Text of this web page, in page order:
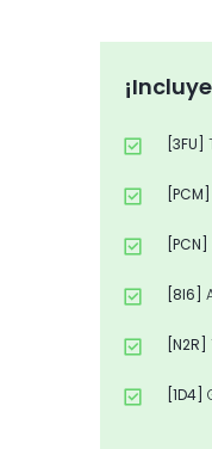
[3FU]
[PCM]
[PCN]
[8I6]
[N2R]
[1D4]